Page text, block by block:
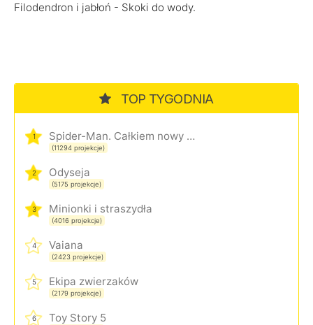
Filodendron i jabłoń - Skoki do wody.
TOP TYGODNIA
1 Spider-Man. Całkiem nowy dzień
(11294 projekcje)
2 Odyseja
(5175 projekcje)
3 Minionki i straszydła
(4016 projekcje)
4 Vaiana
(2423 projekcje)
5 Ekipa zwierzaków
(2179 projekcje)
6 Toy Story 5